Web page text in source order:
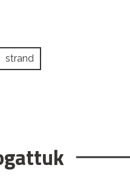
strand